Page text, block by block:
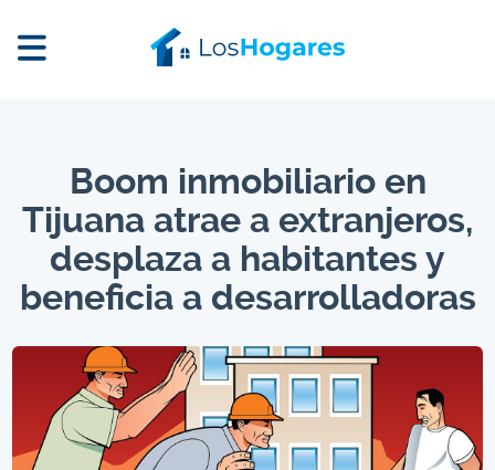
Boom inmobiliario en
Tijuana atrae a extranjeros,
desplaza a habitantes y
beneficia a desarrolladoras